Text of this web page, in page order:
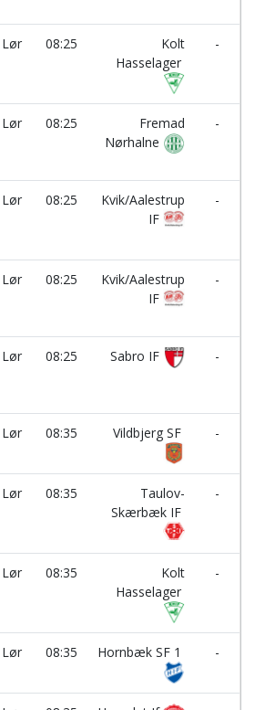
Lør 08:25
Kolt
Hasselager
-
Lør 08:25
Fremad
Nørhalne
-
Lør 08:25
Kvik/Aalestrup
IF
-
Lør 08:25
Kvik/Aalestrup
IF
-
Lør 08:25 Sabro IF
-
Lør 08:35 Vildbjerg SF
-
Lør 08:35
Taulov-
Skærbæk IF
-
Lør 08:35
Kolt
Hasselager
-
Lør 08:35 Hornbæk SF 1
-